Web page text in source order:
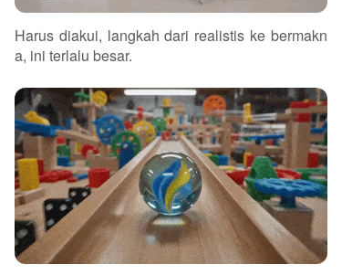
Harus diakui, langkah dari realistis ke bermakn
a, ini terlalu besar.